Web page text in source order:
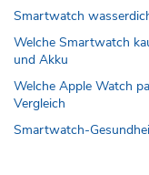
Smartwatch
Welche Smartwatch
und Akku
Welche Apple Watch
Vergleich
Smartwatch-